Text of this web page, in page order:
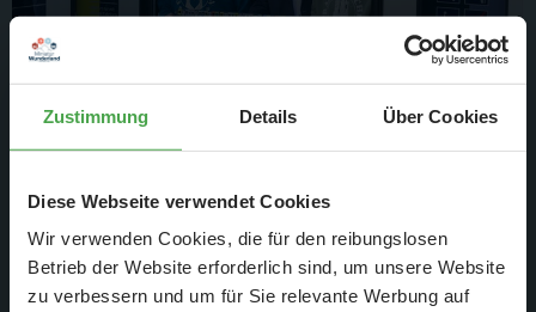
Zustimmung Details Über Cookies
Diese Webseite verwendet Cookies
Wir verwenden Cookies, die für den reibungslosen
Betrieb der Website erforderlich sind, um unsere Website
zu verbessern und um für Sie relevante Werbung auf
7. Apr. 2026
Unsere eigene S-Bahn fährt jetzt
durch Hamburg
Unterwegs in Groß und in Klein